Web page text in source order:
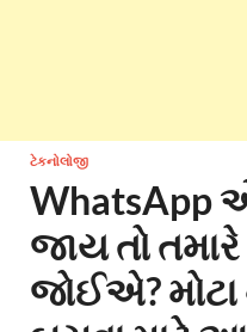
ટેકનોલોજી
WhatsApp
જાય તો
જોઈએ?